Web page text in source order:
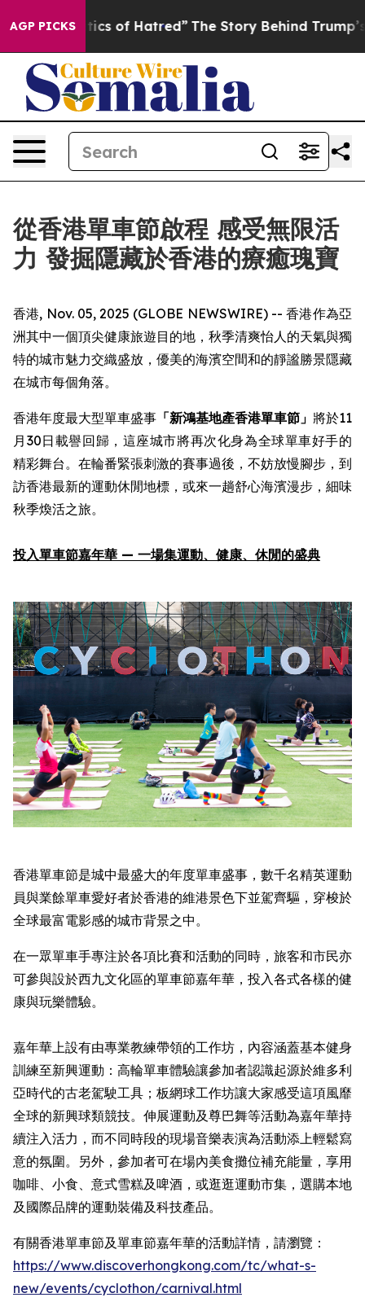
AGP PICKSof Hatred” The Story Behind Trump’s Terrible
從香港單車節啟程 感受無限活
力 發掘隱藏於香港的療癒瑰寶
香港, Nov. 05, 2025 (GLOBE NEWSWIRE) -- 香港作為亞
洲其中一個頂尖健康旅遊目的地，秋季清爽怡人的天氣與獨
特的城市魅力交織盛放，優美的海濱空間和的靜謐勝景隱藏
在城市每個角落。
香港年度最大型單車盛事 「新鴻基地產香港單車節 」 將於11
月30日載譽回歸，這座城市將再次化身為全球單車好手的
精彩舞台。在輪番緊張刺激的賽事過後，不妨放慢腳步，到
訪香港最新的運動休閒地標，或來一趟舒心海濱漫步，細味
秋季煥活之旅。
投入單車節嘉年華 — 一場集運動、健康、休閒的盛典
香港單車節是城中最盛大的年度單車盛事，數千名精英運動
員與業餘單車愛好者於香港的維港景色下並駕齊驅，穿梭於
全球最富電影感的城市背景之中。
在一眾單車手專注於各項比賽和活動的同時，旅客和市民亦
可參與設於西九文化區的單車節嘉年華，投入各式各樣的健
康與玩樂體驗。
嘉年華上設有由專業教練帶領的工作坊，內容涵蓋基本健身
訓練至新興運動：高輪單車體驗讓參加者認識起源於維多利
亞時代的古老駕駛工具；板網球工作坊讓大家感受這項風靡
全球的新興球類競技。伸展運動及尊巴舞等活動為嘉年華持
續注入活力，而不同時段的現場音樂表演為活動添上輕鬆寫
意的氛圍。另外，參加者可在場內美食攤位補充能量，享用
咖啡、小食、意式雪糕及啤酒，或逛逛運動市集，選購本地
及國際品牌的運動裝備及科技產品。
有關香港單車節及單車節嘉年華的活動詳情，請瀏覽：
https://www.discoverhongkong.com/tc/what-s-
new/events/cyclothon/carnival.html